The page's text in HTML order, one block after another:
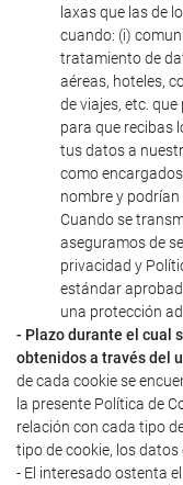
laxas que las de
cuando: (i)
tratamiento de
aéreas, hoteles,
de viajes, etc.
para que recibas
tus datos a
como
nombre y podrían
Cuando se
aseguramos de
privacidad y
estándar
una protección
- Plazo durante el cual
obtenidos a través del
de cada cookie se
la presente Política de
relación con cada tipo
tipo de cookie, los datos
- El interesado ostenta